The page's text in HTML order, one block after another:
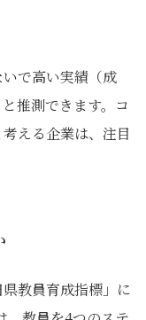
で高い実績（成
推測できます。コ
える企業は、注目
教員育成指標」に